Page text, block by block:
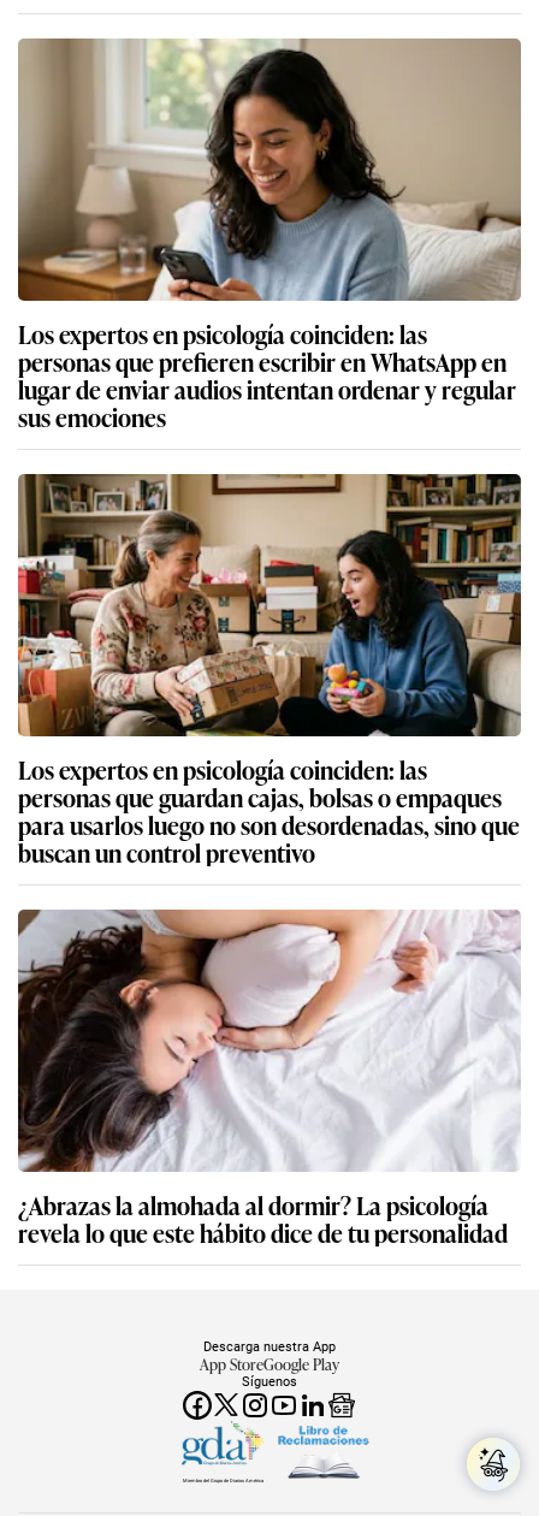
Los expertos en psicología coinciden: las
personas que prefieren escribir en WhatsApp en
lugar de enviar audios intentan ordenar y regular
sus emociones
Los expertos en psicología coinciden: las
personas que guardan cajas, bolsas o empaques
para usarlos luego no son desordenadas, sino que
buscan un control preventivo
¿Abrazas la almohada al dormir? La psicología
revela lo que este hábito dice de tu personalidad
Síguenos
Descarga nuestra App
App StoreGoogle Play
Miembro del Grupo de Diarios América